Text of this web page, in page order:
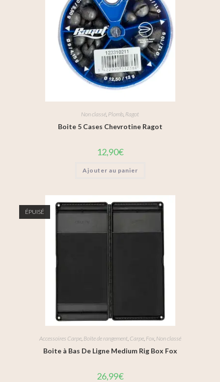
Non classé, Plomb, Ragot
Boite 5 Cases Chevrotine Ragot
12,90€
Ajouter au panier
ÉPUISÉ
Accessoires Carpe, Boîte de rangement, Carpe, Fox, Non classé
Boite à Bas De Ligne Medium Rig Box Fox
26,99€